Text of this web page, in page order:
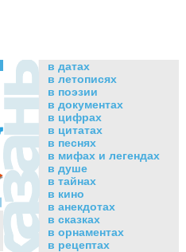
в датах
в летописях
в поэзии
в документах
в цифрах
в цитатах
в песнях
в мифах и легендах
в душе
в тайнах
в кино
в анекдотах
в сказках
в орнаментах
в рецептах